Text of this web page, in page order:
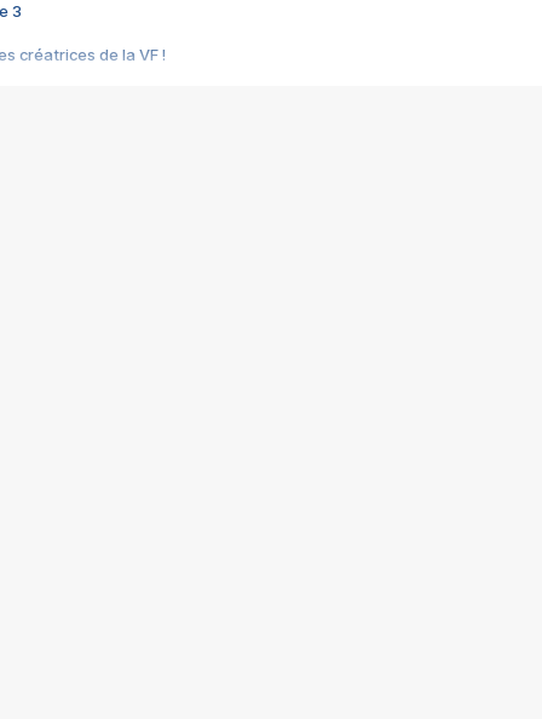
3
créatrices de la VF !